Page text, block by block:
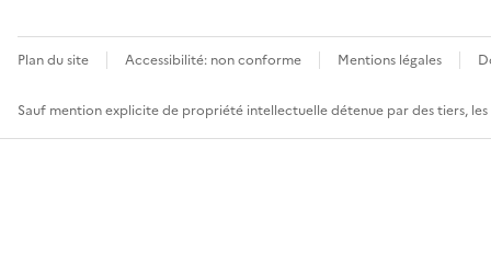
Plan du site Accessibilité: non conforme Mentions légales
Sauf mention explicite de propriété intellectuelle détenue par des tiers,